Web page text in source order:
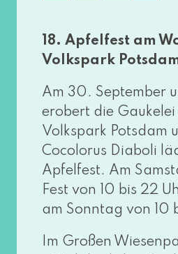
18. Apfelfest am
Volkspark
Am 30. September
erobert die
Volkspark Potsdam
Cocolorus Diaboli
Apfelfest. Am
Fest von 10 bis 22
am Sonntag von 10
Im Großen